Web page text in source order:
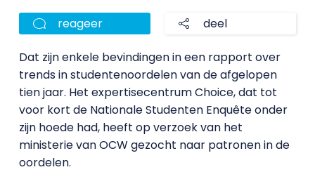
reageer deel
Dat zijn enkele bevindingen in een rapport over
trends in studentenoordelen van de afgelopen
tien jaar. Het expertisecentrum Choice, dat tot
voor kort de Nationale Studenten Enquête onder
zijn hoede had, heeft op verzoek van het
ministerie van OCW gezocht naar patronen in de
oordelen.